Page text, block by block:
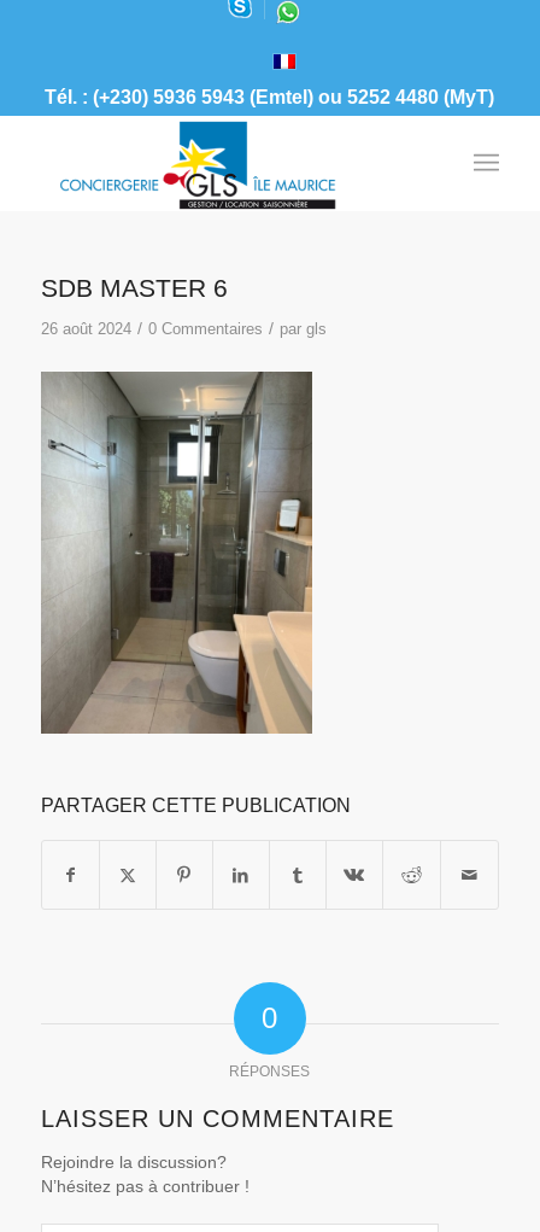
Tél. : (+230) 5936 5943 (Emtel) ou 5252 4480 (MyT)
SDB MASTER 6
26 août 2024 / 0 Commentaires / par gls
PARTAGER CETTE PUBLICATION
0
RÉPONSES
LAISSER UN COMMENTAIRE
Rejoindre la discussion?
N’hésitez pas à contribuer !